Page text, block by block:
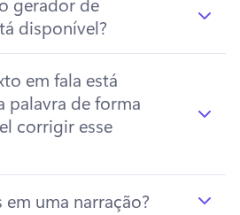
disponível?
em fala está
palavra de forma
corrigir esse
uma narração?